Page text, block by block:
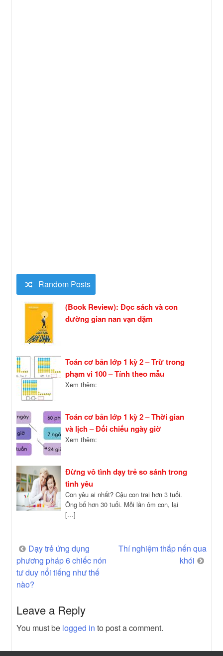
Random Posts
(Book Review): Đọc sách và con
đường gian nan vạn dặm
Toán cơ bản lớp 1 kỳ 2 – Trừ trong
phạm vi 100 – Tính theo mẫu
Xem thêm:
Toán cơ bản lớp 1 kỳ 2 – Thời gian
và lịch – Đối chiếu ngày giờ
Xem thêm:
Đừng vô tình dạy trẻ so sánh trong
tình yêu
Con yêu ai nhất? Cậu con trai hơn 3 tuổi.
Ông bố hơn 30 tuổi. Mỗi lần ôm con, lại
[…]
Post
navigation
Dạy trẻ ứng dụng
phương pháp 6 chiếc nón
tư duy nổi tiếng như thế
nào?
Thí nghiệm thắp nến qua
khói
Leave a Reply
You must be logged in to post a comment.